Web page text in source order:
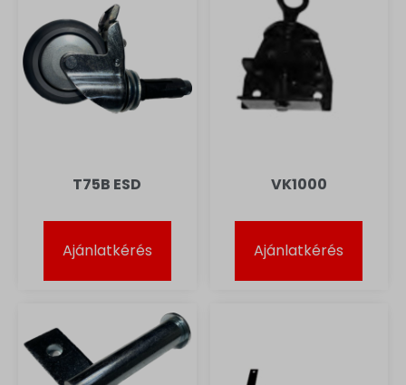
T75B ESD
Ajánlatkérés
VK1000
Ajánlatkérés